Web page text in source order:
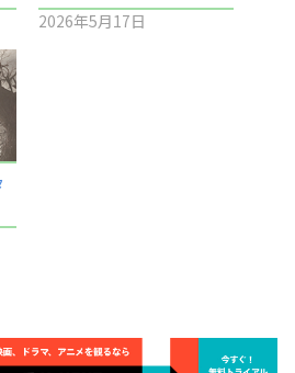
2026年5月17日